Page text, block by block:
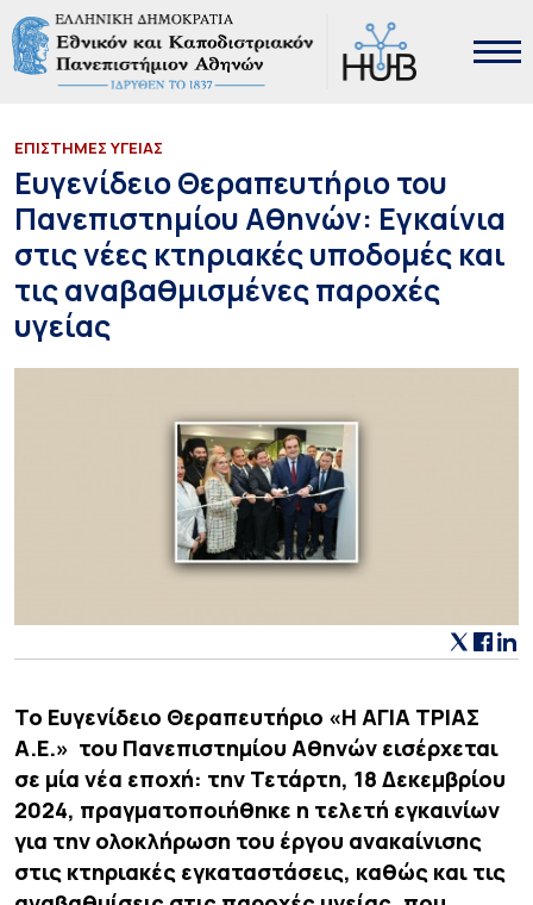
ΕΠΙΣΤΗΜΕΣ ΥΓΕΙΑΣ
Ευγενίδειο Θεραπευτήριο του
Πανεπιστημίου Αθηνών: Εγκαίνια
στις νέες κτηριακές υποδομές και
τις αναβαθμισμένες παροχές
υγείας
Το Ευγενίδειο Θεραπευτήριο «Η ΑΓΙΑ ΤΡΙΑΣ
Α.Ε.» του Πανεπιστημίου Αθηνών εισέρχεται
σε μία νέα εποχή: την Τετάρτη, 18 Δεκεμβρίου
2024, πραγματοποιήθηκε η τελετή εγκαινίων
για την ολοκλήρωση του έργου ανακαίνισης
στις κτηριακές εγκαταστάσεις, καθώς και τις